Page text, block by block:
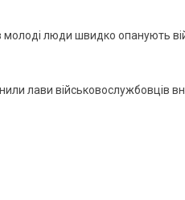
люди швидко опанують